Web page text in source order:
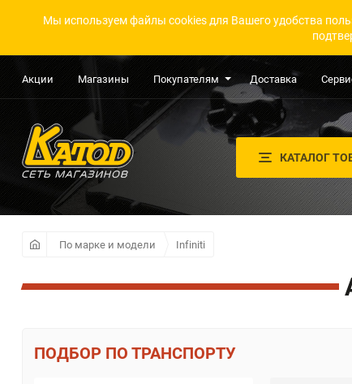
Мы используем файлы cookies для Вашего удобства
Акции Магазины Покупателям Доставка
КАТАЛОГ
По марке и модели Infiniti
ПО ТРАНСПОРТУ